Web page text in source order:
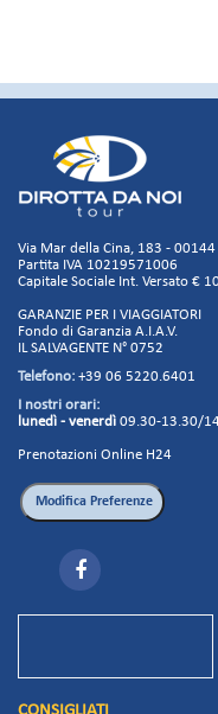
Via Mar della Cina, 183 - 00144
Partita IVA 10219571006
Capitale Sociale Int. Versato €
GARANZIE PER I VIAGGIATORI
Fondo di Garanzia A.I.A.V.
IL SALVAGENTE N° 0752
Telefono: +39 06 5220.6401
I nostri orari:
lunedì - venerdì 09.30-13.30/
Prenotazioni Online H24